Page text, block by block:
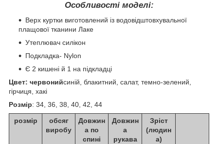
Особливості моделі:
Верх куртки виготовлений із водовідштовхувальної
плащової тканини Лаке
Утеплювач силікон
Подкладка- Nylon
Є 2 кишені й 1 на підкладці
Цвет: червонийсиній, блакитний, салат, темно-зелений,
гірчиця, хакі
Розмір: 34, 36, 38, 40, 42, 44
розмір
обсяг
виробу
Довжин
а по
спині
Довжин
а
рукава
Зріст
(людин
а)